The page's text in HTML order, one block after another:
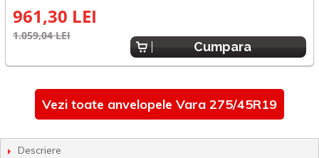
961,30 LEI
1.059,04 LEI
Cumpara
Vezi toate anvelopele Vara 275/45R19
Descriere